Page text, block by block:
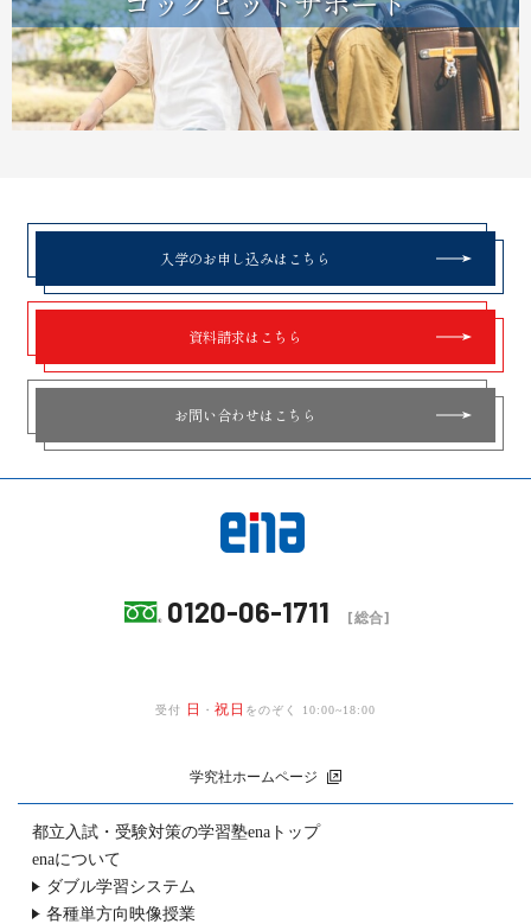
入学のお申し込みはこちら
資料請求はこちら
お問い合わせはこちら
0120-06-1711 [総合]
受付 日 ・ 祝日 をのぞく 10:00~18:00
学究社ホームページ
都立入試・受験対策の学習塾enaトップ
enaについて
ダブル学習システム
各種単方向映像授業